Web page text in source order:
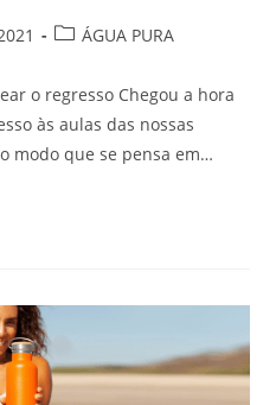
ÁGUA PURA
o regresso Chegou a hora
às aulas das nossas
modo que se pensa em…